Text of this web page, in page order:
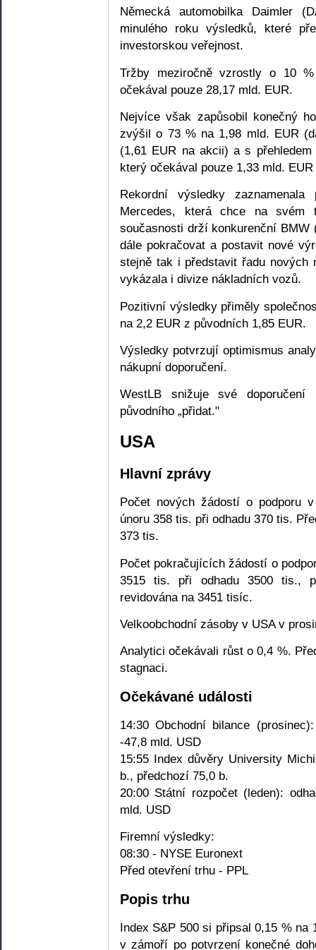
Německá automobilka Daimler
minulého roku výsledků, které
investorskou veřejnost.
Tržby meziročně vzrostly o 10
očekával pouze 28,17 mld. EUR.
Nejvíce však zapůsobil konečný
zvýšil o 73 % na 1,98 mld. EUR
(1,61 EUR na akcii) a s
který očekával pouze 1,33 mld.
Rekordní výsledky
Mercedes, která chce na
současnosti drží konkurenční
dále pokračovat a postavit nové
stejně tak i představit řadu nových
vykázala i divize nákladních vozů.
Pozitivní výsledky přiměly
na 2,2 EUR z původních 1,85 EUR.
Výsledky potvrzují optimismus
nákupní doporučení.
WestLB snižuje své
původního „přidat."
USA
Hlavní zprávy
Počet nových žádostí o podporu
únoru 358 tis. při odhadu 370 tis.
373 tis.
Počet pokračujících žádostí o
3515 tis. při odhadu 3500 tis.,
revidována na 3451 tisíc.
Velkoobchodní zásoby v USA v
Analytici očekávali růst o 0,4 %.
stagnaci.
Očekávané události
14:30 Obchodní bilance
-47,8 mld. USD
15:55 Index důvěry University
b., předchozí 75,0 b.
20:00 Státní rozpočet (leden):
mld. USD
Firemní výsledky:
08:30 - NYSE Euronext
Před otevření trhu - PPL
Popis trhu
Index S&P 500 si připsal 0,15 %
v zámoří po potvrzení konečné